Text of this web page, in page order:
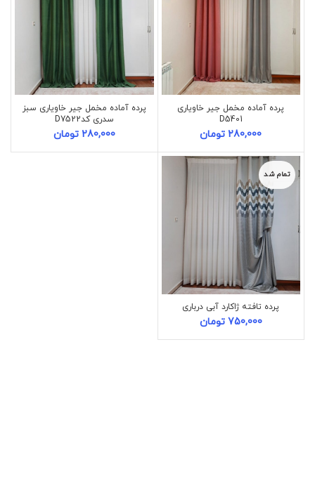
پرده آماده مخمل جیر خاویاری
D5401
280,000 تومان
پرده آماده مخمل جیر خاویاری سبز
سدری کدD7522
280,000 تومان
تمام شد
پرده تافته ژاکارد آبی درباری
750,000 تومان